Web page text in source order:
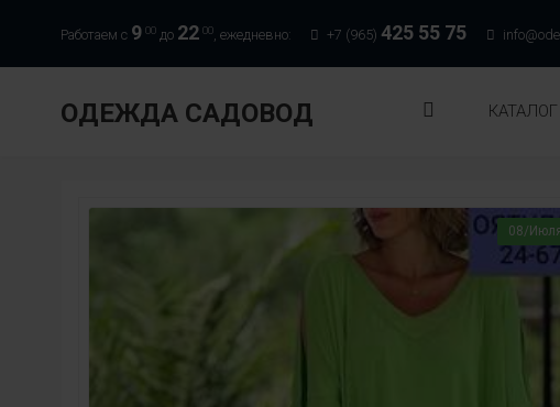
Работаем с 9 00 до 22 00, ежедневно: +7 (965) 425 55 75
ОДЕЖДА САДОВОД КАТАЛОГ
08/